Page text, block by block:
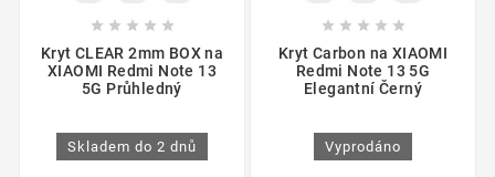
    
Kryt CLEAR 2mm BOX na
XIAOMI Redmi Note 13
5G Průhledný
Skladem do 2 dnů
    
Kryt Carbon na XIAOMI
Redmi Note 13 5G
Elegantní Černý
Vyprodáno